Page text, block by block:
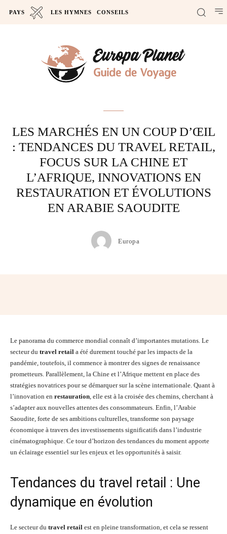
PAYS LES HYMNES CONSEILS
LES MARCHÉS EN UN COUP D’ŒIL
: TENDANCES DU TRAVEL RETAIL,
FOCUS SUR LA CHINE ET
L’AFRIQUE, INNOVATIONS EN
RESTAURATION ET ÉVOLUTIONS
EN ARABIE SAOUDITE
Europa
Le panorama du commerce mondial connaît d’importantes mutations. Le
secteur du travel retail a été durement touché par les impacts de la
pandémie, toutefois, il commence à montrer des signes de renaissance
prometteurs. Parallèlement, la Chine et l’Afrique mettent en place des
stratégies novatrices pour se démarquer sur la scène internationale. Quant à
l’innovation en restauration, elle est à la croisée des chemins, cherchant à
s’adapter aux nouvelles attentes des consommateurs. Enfin, l’Arabie
Saoudite, forte de ses ambitions culturelles, transforme son paysage
économique à travers des investissements significatifs dans l’industrie
cinématographique. Ce tour d’horizon des tendances du moment apporte
un éclairage essentiel sur les enjeux et les opportunités à saisir.
Tendances du travel retail : Une
dynamique en évolution
Le secteur du travel retail est en pleine transformation, et cela se ressent